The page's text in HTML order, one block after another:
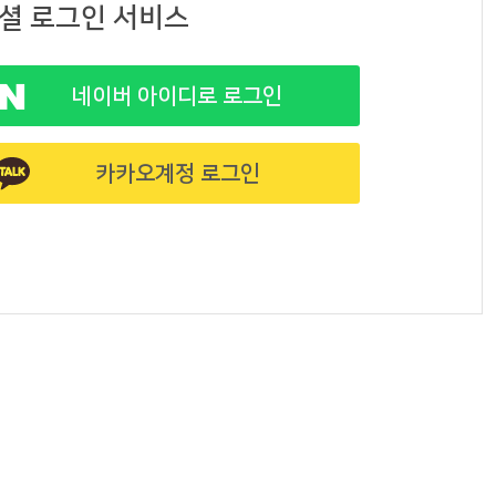
로그인 서비스
네이버 아이디로 로그인
카카오계정 로그인